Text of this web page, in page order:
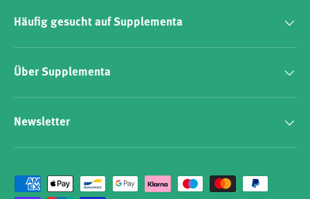
Häufig gesucht auf Supplementa
Über Supplementa
Newsletter
Zahlungsmethoden